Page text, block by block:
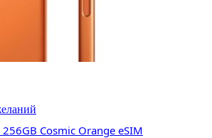
Cosmic Orange eSIM